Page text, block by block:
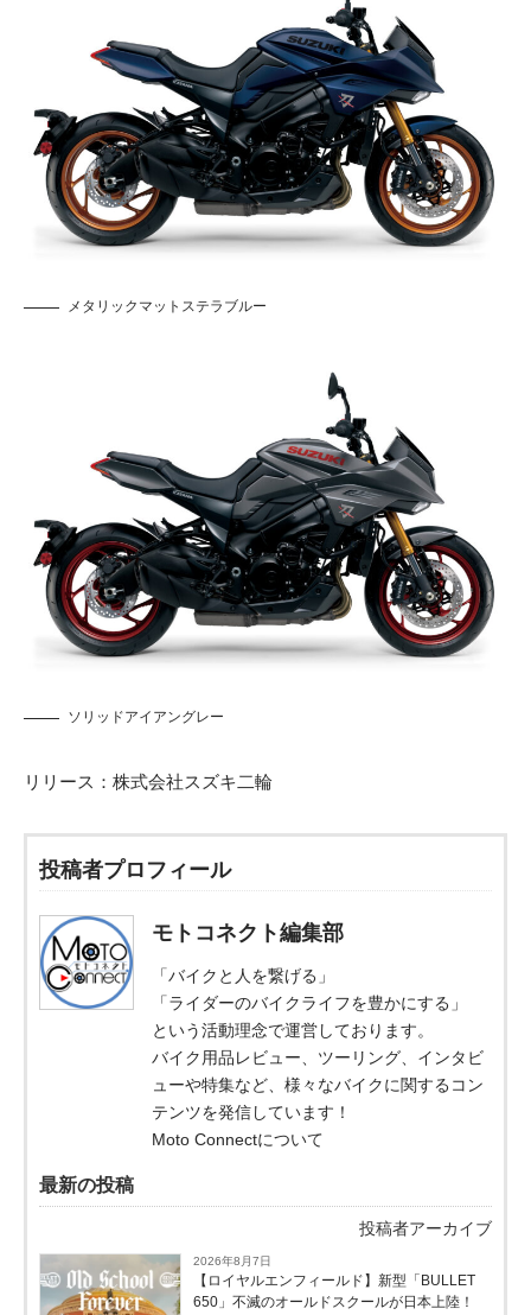
メタリックマットステラブルー
ソリッドアイアングレー
リリース： 株式会社スズキ二輪
投稿者プロフィール
モトコネクト編集部
「バイクと人を繋げる」
「ライダーのバイクライフを豊かにする」
という活動理念で運営しております。
バイク用品レビュー、ツーリング、インタビ
ューや特集など、様々なバイクに関するコン
テンツを発信しています！
Moto Connectについて
最新の投稿
投稿者アーカイブ
2026年8月7日
【ロイヤルエンフィールド】新型「BULLET
650」不滅のオールドスクールが⽇本上陸！